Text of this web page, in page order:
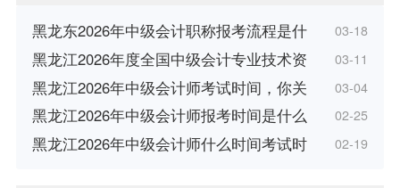
黑龙东2026年中级会计职称报考流程是什 03-18
黑龙江2026年度全国中级会计专业技术资 03-11
黑龙江2026年中级会计师考试时间，你关 03-04
黑龙江2026年中级会计师报考时间是什么 02-25
黑龙江2026年中级会计师什么时间考试时 02-19